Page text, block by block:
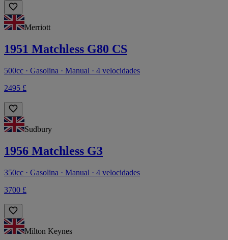
Merriott
1951 Matchless G80 CS
500cc · Gasolina · Manual · 4 velocidades
2495 £
Sudbury
1956 Matchless G3
350cc · Gasolina · Manual · 4 velocidades
3700 £
Milton Keynes